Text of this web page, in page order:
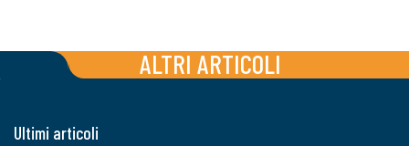
ALTRI ARTICOLI
Ultimi articoli